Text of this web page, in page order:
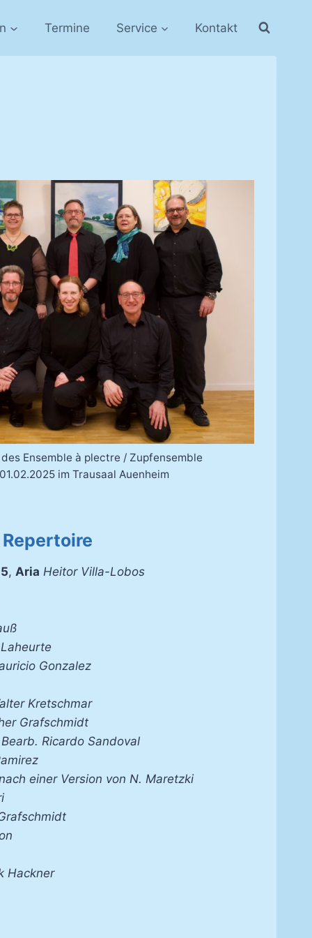
Termine Service Kontakt
Ensemble à plectre / Zupfensemble
im Trausaal Auenheim
, Aria Heitor Villa-Lobos
Gonzalez
Kretschmar
Grafschmidt
Ricardo Sandoval
einer Version von N. Maretzki
Hackner